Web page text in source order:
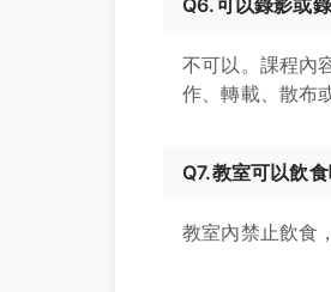
Q6.可以錄影或
不可以。課程內
作、轉載、散布
Q7.教室可以飲食
教室內禁止飲食